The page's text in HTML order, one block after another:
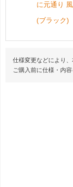
に元通り
(ブラック)
仕様変更などにより
ご購入前に仕様・内容